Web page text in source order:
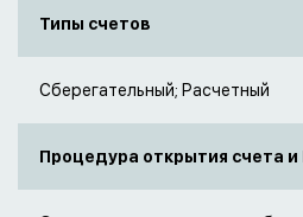
Типы счетов
Сберегательный; Расчетный
Процедура открытия счета и